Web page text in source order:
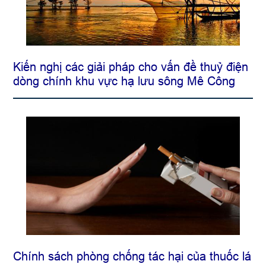
Kiến nghị các giải pháp cho vấn đề thuỷ điện
dòng chính khu vực hạ lưu sông Mê Công
Chính sách phòng chống tác hại của thuốc lá